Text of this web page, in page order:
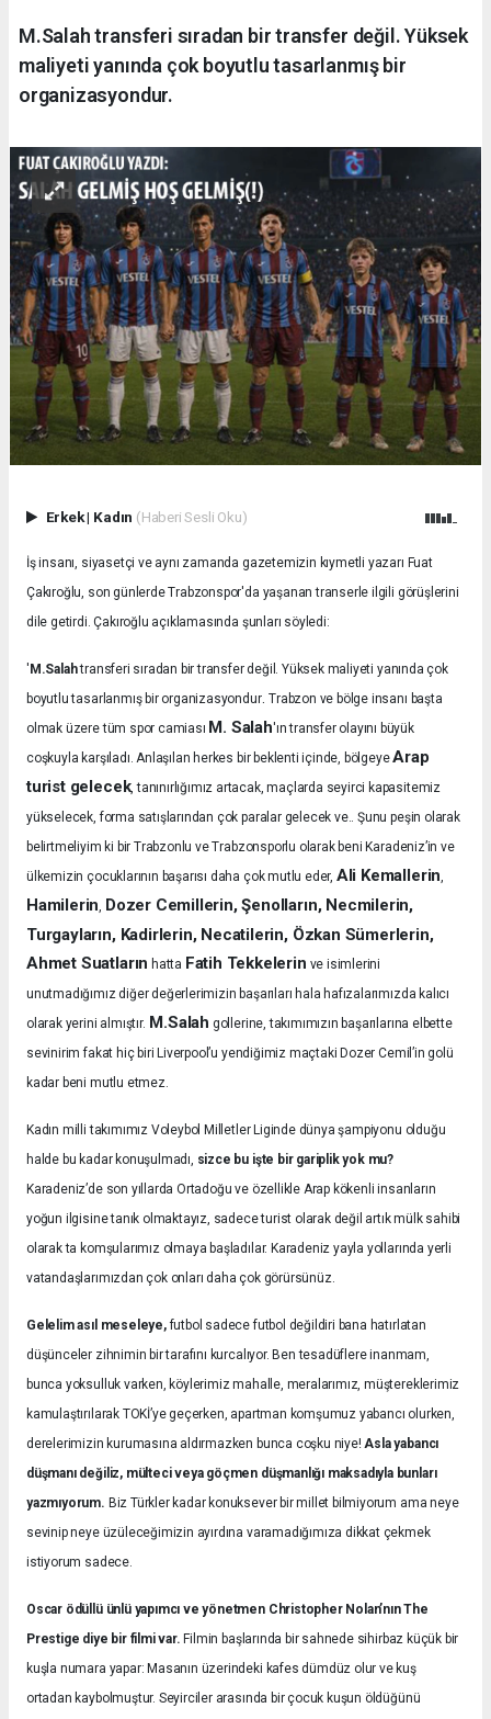
M.Salah transferi sıradan bir transfer değil. Yüksek
maliyeti yanında çok boyutlu tasarlanmış bir
organizasyondur.
Erkek| Kadın (Haberi Sesli Oku)
İş insanı, siyasetçi ve aynı zamanda gazetemizin kıymetli yazarı Fuat
Çakıroğlu, son günlerde Trabzonspor'da yaşanan transerle ilgili görüşlerini
dile getirdi. Çakıroğlu açıklamasında şunları söyledi:
' M.Salahtransferi sıradan bir transfer değil. Yüksek maliyeti yanında çok
boyutlu tasarlanmış bir organizasyondur.Trabzon ve bölge insanı başta
olmak üzere tüm spor camiası M. Salah'ın transfer olayını büyük
coşkuyla karşıladı.Anlaşılan herkes bir beklenti içinde, bölgeyeArap
turist gelecek, tanınırlığımız artacak, maçlarda seyirci kapasitemiz
yükselecek, forma satışlarından çok paralar gelecek ve.. Şunu peşin olarak
belirtmeliyim ki bir Trabzonlu ve Trabzonsporlu olarak beni Karadeniz’in ve
ülkemizin çocuklarının başarısı daha çok mutlu eder, Ali Kemallerin,
Hamilerin, Dozer Cemillerin, Şenolların, Necmilerin,
Turgayların, Kadirlerin, Necatilerin, Özkan Sümerlerin,
Ahmet Suatların hatta Fatih Tekkelerin ve isimlerini
unutmadığımız diğer değerlerimizin başarıları hala hafızalarımızda kalıcı
olarak yerini almıştır. M.Salah gollerine, takımımızın başarılarına elbette
sevinirim fakat hiç biri Liverpool’u yendiğimiz maçtaki Dozer Cemil’in golü
kadar beni mutlu etmez.
Kadın milli takımımız Voleybol Milletler Liginde dünya şampiyonu olduğu
halde bu kadar konuşulmadı, sizce bu işte bir gariplik yok mu?
Karadeniz’de son yıllarda Ortadoğu ve özellikle Arap kökenli insanların
yoğun ilgisine tanık olmaktayız, sadece turist olarak değil artık mülk sahibi
olarak ta komşularımız olmaya başladılar. Karadeniz yayla yollarında yerli
vatandaşlarımızdan çok onları daha çok görürsünüz.
Gelelim asıl meseleye,futbol sadece futbol değildiri bana hatırlatan
düşünceler zihnimin bir tarafını kurcalıyor. Ben tesadüflere inanmam,
bunca yoksulluk varken, köylerimiz mahalle, meralarımız, müştereklerimiz
kamulaştırılarak TOKİ’ye geçerken, apartman komşumuz yabancı olurken,
derelerimizin kurumasına aldırmazken bunca coşku niye!Asla yabancı
düşmanı değiliz, mülteci veya göçmen düşmanlığı maksadıyla bunları
yazmıyorum. Biz Türkler kadar konuksever bir millet bilmiyorum ama neye
sevinip neye üzüleceğimizin ayırdına varamadığımıza dikkat çekmek
istiyorum sadece.
Oscar ödüllü ünlü yapımcı ve yönetmen Christopher Nolan’nın The
Prestige diye bir filmi var. Filmin başlarında bir sahnede sihirbaz küçük bir
kuşla numara yapar: Masanın üzerindeki kafes dümdüz olur ve kuş
ortadan kaybolmuştur. Seyirciler arasında bir çocuk kuşun öldüğünü